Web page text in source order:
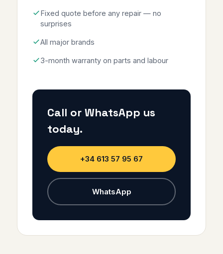
Fixed quote before any repair — no
surprises
All major brands
3-month warranty on parts and labour
Call or WhatsApp us
today.
+34 613 57 95 67
WhatsApp